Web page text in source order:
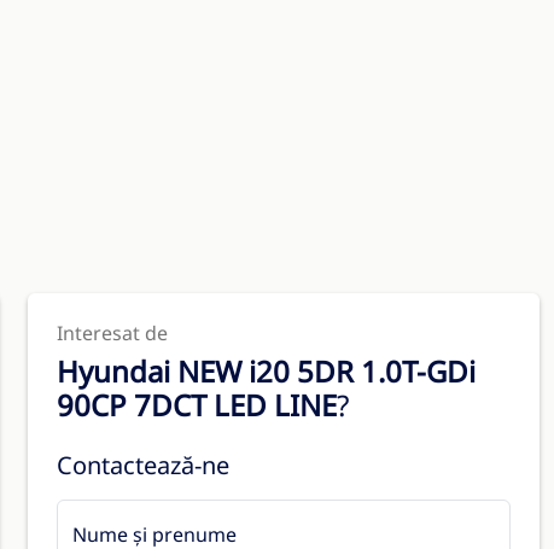
Interesat de
Hyundai NEW i20 5DR 1.0T-GDi
90CP 7DCT LED LINE?
Contactează-ne
Nume și prenume